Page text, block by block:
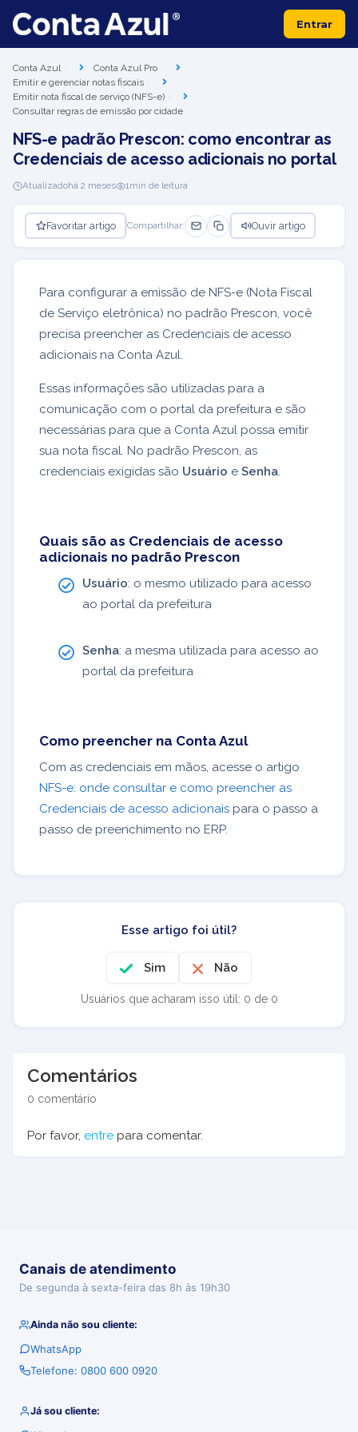
Entrar
Conta Azul
Conta Azul Pro
Emitir e gerenciar notas fiscais
Emitir nota fiscal de serviço (NFS-e)
Consultar regras de emissão por cidade
NFS-e padrão Prescon: como encontrar as
Credenciais de acesso adicionais no portal
Atualizadohá 2 meses 1min de leitura
Favoritar artigo Compartilhar: Ouvir artigo
Para configurar a emissão de NFS-e (Nota Fiscal
de Serviço eletrônica) no padrão Prescon, você
precisa preencher as Credenciais de acesso
adicionais na Conta Azul.
Essas informações são utilizadas para a
comunicação com o portal da prefeitura e são
necessárias para que a Conta Azul possa emitir
sua nota fiscal. No padrão Prescon, as
credenciais exigidas são Usuário e Senha.
Quais são as Credenciais de acesso
adicionais no padrão Prescon
Usuário: o mesmo utilizado para acesso
ao portal da prefeitura
Senha: a mesma utilizada para acesso ao
portal da prefeitura
Como preencher na Conta Azul
Com as credenciais em mãos, acesse o artigo
NFS-e: onde consultar e como preencher as
Credenciais de acesso adicionais para o passo a
passo de preenchimento no ERP.
Esse artigo foi útil?
Sim Não
Usuários que acharam isso útil: 0 de 0
Comentários
0 comentário
Por favor, entre para comentar.
Canais de atendimento
De segunda à sexta-feira das 8h às 19h30
Ainda não sou cliente:
WhatsApp
Telefone: 0800 600 0920
Já sou cliente: